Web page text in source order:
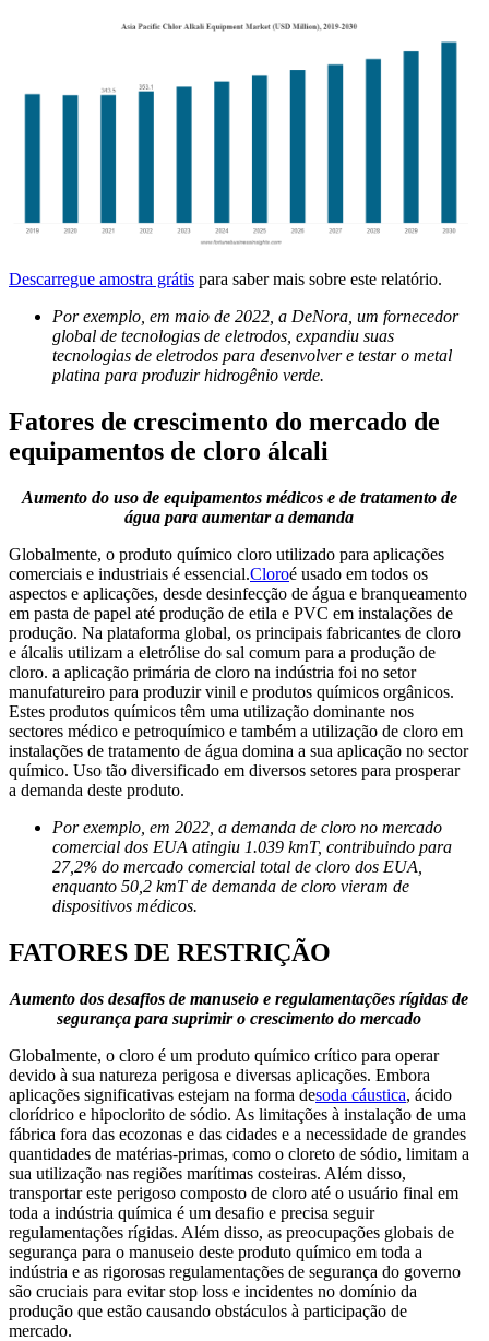
Descarregue amostra grátis para saber mais sobre este relatório.
Por exemplo, em maio de 2022, a DeNora, um fornecedor
global de tecnologias de eletrodos, expandiu suas
tecnologias de eletrodos para desenvolver e testar o metal
platina para produzir hidrogênio verde.
Fatores de crescimento do mercado de
equipamentos de cloro álcali
Aumento do uso de equipamentos médicos e de tratamento de
água para aumentar a demanda
Globalmente, o produto químico cloro utilizado para aplicações
comerciais e industriais é essencial.Cloroé usado em todos os
aspectos e aplicações, desde desinfecção de água e branqueamento
em pasta de papel até produção de etila e PVC em instalações de
produção. Na plataforma global, os principais fabricantes de cloro
e álcalis utilizam a eletrólise do sal comum para a produção de
cloro. a aplicação primária de cloro na indústria foi no setor
manufatureiro para produzir vinil e produtos químicos orgânicos.
Estes produtos químicos têm uma utilização dominante nos
sectores médico e petroquímico e também a utilização de cloro em
instalações de tratamento de água domina a sua aplicação no sector
químico. Uso tão diversificado em diversos setores para prosperar
a demanda deste produto.
Por exemplo, em 2022, a demanda de cloro no mercado
comercial dos EUA atingiu 1.039 kmT, contribuindo para
27,2% do mercado comercial total de cloro dos EUA,
enquanto 50,2 kmT de demanda de cloro vieram de
dispositivos médicos.
FATORES DE RESTRIÇÃO
Aumento dos desafios de manuseio e regulamentações rígidas de
segurança para suprimir o crescimento do mercado
Globalmente, o cloro é um produto químico crítico para operar
devido à sua natureza perigosa e diversas aplicações. Embora
aplicações significativas estejam na forma desoda cáustica, ácido
clorídrico e hipoclorito de sódio. As limitações à instalação de uma
fábrica fora das ecozonas e das cidades e a necessidade de grandes
quantidades de matérias-primas, como o cloreto de sódio, limitam a
sua utilização nas regiões marítimas costeiras. Além disso,
transportar este perigoso composto de cloro até o usuário final em
toda a indústria química é um desafio e precisa seguir
regulamentações rígidas. Além disso, as preocupações globais de
segurança para o manuseio deste produto químico em toda a
indústria e as rigorosas regulamentações de segurança do governo
são cruciais para evitar stop loss e incidentes no domínio da
produção que estão causando obstáculos à participação de
mercado.